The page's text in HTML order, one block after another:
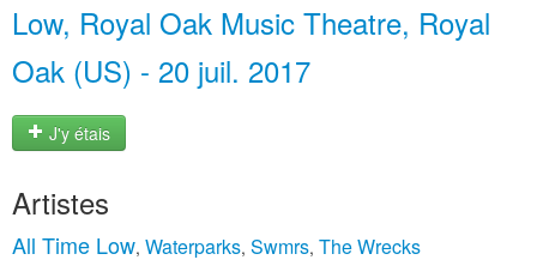
Low, Royal Oak Music Theatre, Royal
Oak (US) - 20 juil. 2017
J'y étais
Artistes
All Time Low, Waterparks, Swmrs, The Wrecks